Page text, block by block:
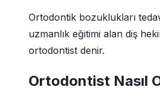
Ortodontik bozuklukları
uzmanlık eğitimi alan diş
ortodontist denir.
Ortodontist Nasıl